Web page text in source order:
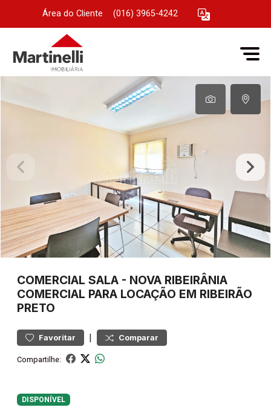
Área do Cliente (016) 3965-4242
COMERCIAL SALA - NOVA RIBEIRÂNIA
COMERCIAL PARA LOCAÇÃO EM RIBEIRÃO
PRETO
Favoritar | Comparar
Compartilhe:
DISPONÍVEL